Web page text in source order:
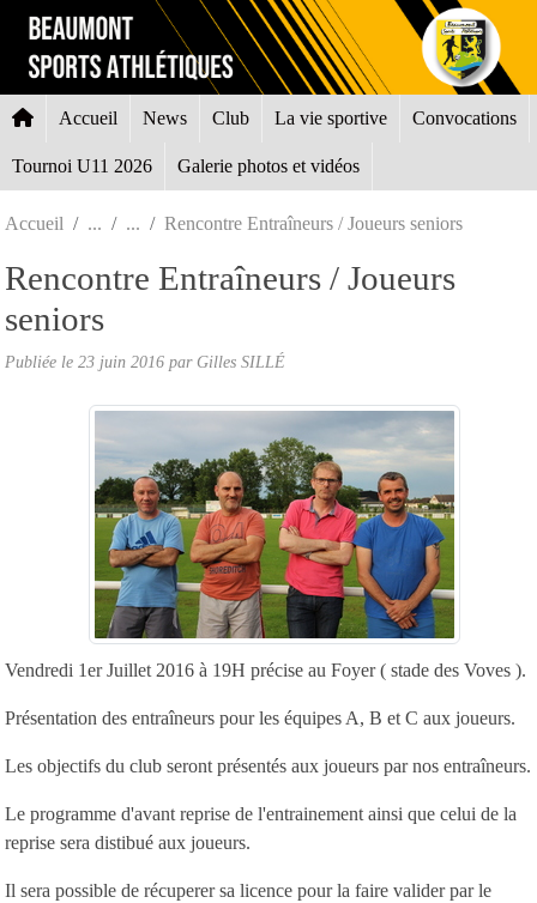
Accueil News Club La vie sportive Convocations
Tournoi U11 2026 Galerie photos et vidéos
Accueil Rencontre Entraîneurs / Joueurs seniors
Rencontre Entraîneurs / Joueurs
seniors
Publiée le 23 juin 2016 par Gilles SILLÉ
Vendredi 1er Juillet 2016 à 19H précise au Foyer ( stade des Voves ).
Présentation des entraîneurs pour les équipes A, B et C aux joueurs.
Les objectifs du club seront présentés aux joueurs par nos entraîneurs.
Le programme d'avant reprise de l'entrainement ainsi que celui de la
reprise sera distibué aux joueurs.
Il sera possible de récuperer sa licence pour la faire valider par le
Panneau de gestion des cookies